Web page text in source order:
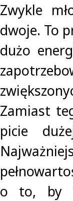
Zwykle
dwoje. To
dużo
Zamiast
picie
o to, by